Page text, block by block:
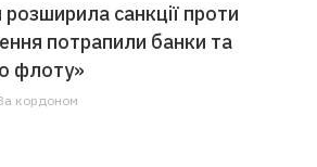
санкції проти
потрапили банки та
флоту»
кордоном